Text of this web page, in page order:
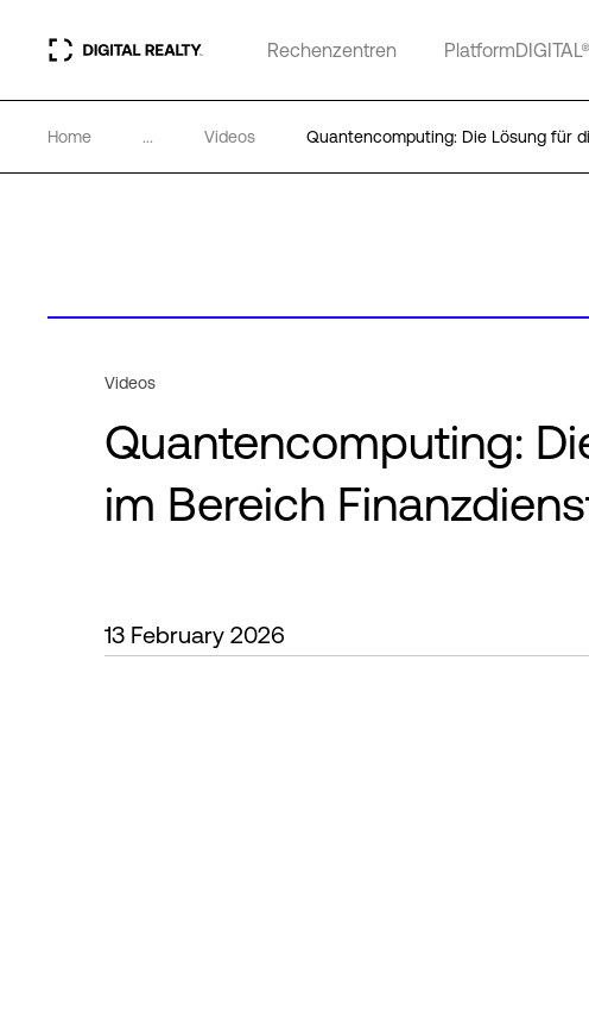
Rechenzentren PlatformDIGITAL®
Home ... Videos Quantencomputing: Die Lösung für
Videos
Quantencomputing:
im Bereich
13 February 2026